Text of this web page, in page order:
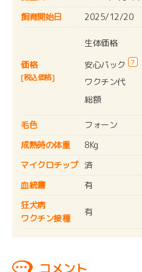
飼育開始日
2025/12/20
価格
[税込価格]
生体価格
安心パック
?
ワクチン代
総額
毛色
フォーン
成熟時の体重
8Kg
マイクロチップ 済
血統書
有
狂犬病
ワクチン接種
有
コメント